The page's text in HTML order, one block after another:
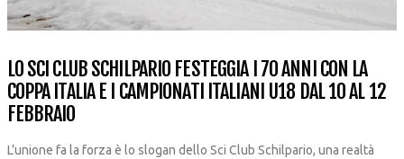
LO SCI CLUB SCHILPARIO FESTEGGIA I 70 ANNI CON LA
COPPA ITALIA E I CAMPIONATI ITALIANI U18 DAL 10 AL 12
FEBBRAIO
L’unione fa la forza è lo slogan dello Sci Club Schilpario, una realtà